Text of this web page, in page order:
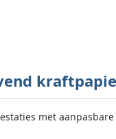
met